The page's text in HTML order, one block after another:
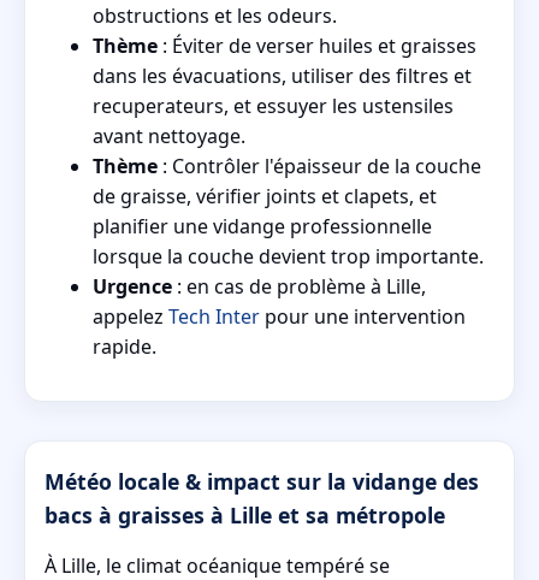
obstructions et les odeurs.
Thème : Éviter de verser huiles et graisses
dans les évacuations, utiliser des filtres et
recuperateurs, et essuyer les ustensiles
avant nettoyage.
Thème : Contrôler l'épaisseur de la couche
de graisse, vérifier joints et clapets, et
planifier une vidange professionnelle
lorsque la couche devient trop importante.
Urgence : en cas de problème à Lille,
appelez Tech Inter pour une intervention
rapide.
Météo locale & impact sur la vidange des
bacs à graisses à Lille et sa métropole
À Lille, le climat océanique tempéré se